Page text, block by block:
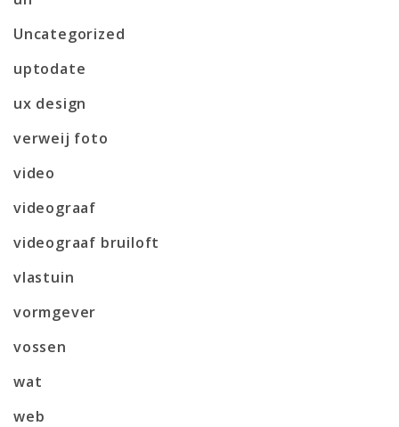
Uncategorized
uptodate
ux design
verweij foto
video
videograaf
videograaf bruiloft
vlastuin
vormgever
vossen
wat
web